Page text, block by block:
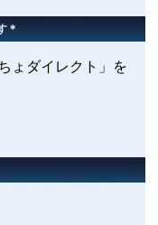
＊
ょダイレクト」を